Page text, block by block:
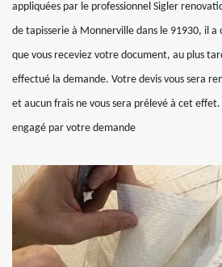
appliquées par le professionnel Sigler
de tapisserie à Monnerville dans le 91930, il a
que vous receviez votre document, au plus
effectué la demande. Votre devis vous sera
et aucun frais ne vous sera prélevé à cet effet.
engagé par votre demande